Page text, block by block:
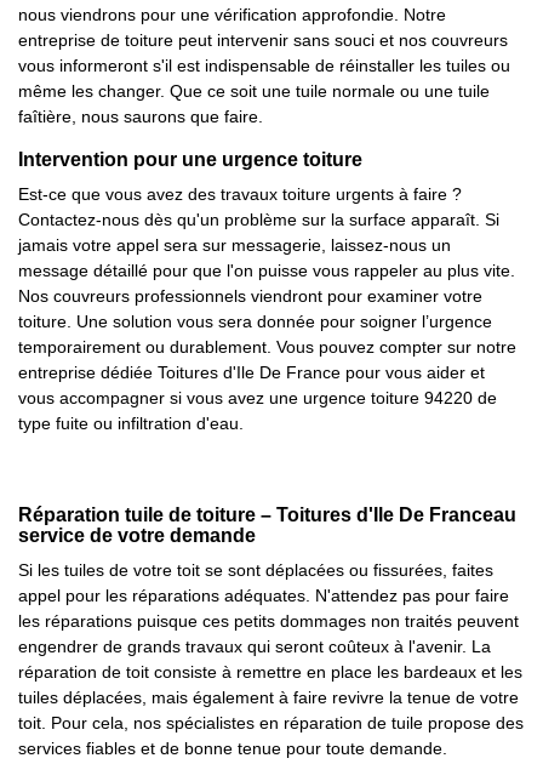
nous viendrons pour une vérification approfondie. Notre
entreprise de toiture peut intervenir sans souci et nos couvreurs
vous informeront s'il est indispensable de réinstaller les tuiles ou
même les changer. Que ce soit une tuile normale ou une tuile
faîtière, nous saurons que faire.
Intervention pour une urgence toiture
Est-ce que vous avez des travaux toiture urgents à faire ?
Contactez-nous dès qu'un problème sur la surface apparaît. Si
jamais votre appel sera sur messagerie, laissez-nous un
message détaillé pour que l'on puisse vous rappeler au plus vite.
Nos couvreurs professionnels viendront pour examiner votre
toiture. Une solution vous sera donnée pour soigner l’urgence
temporairement ou durablement. Vous pouvez compter sur notre
entreprise dédiée Toitures d'Ile De France pour vous aider et
vous accompagner si vous avez une urgence toiture 94220 de
type fuite ou infiltration d'eau.
Réparation tuile de toiture – Toitures d'Ile De Franceau
service de votre demande
Si les tuiles de votre toit se sont déplacées ou fissurées, faites
appel pour les réparations adéquates. N'attendez pas pour faire
les réparations puisque ces petits dommages non traités peuvent
engendrer de grands travaux qui seront coûteux à l'avenir. La
réparation de toit consiste à remettre en place les bardeaux et les
tuiles déplacées, mais également à faire revivre la tenue de votre
toit. Pour cela, nos spécialistes en réparation de tuile propose des
services fiables et de bonne tenue pour toute demande.